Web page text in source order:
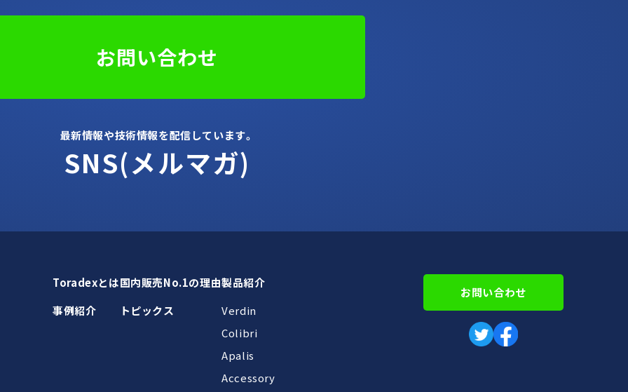
お問い合わせ
最新情報や技術情報を配信しています。
SNS(メルマガ)
Toradexとは
事例紹介
国内販売No.1の理由
トピックス
製品紹介
Verdin
Colibri
Apalis
Accessory
お問い合わせ